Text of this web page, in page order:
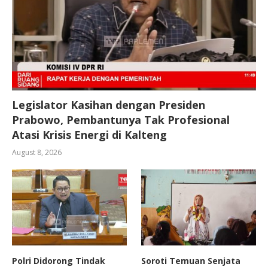
Legislator Kasihan dengan Presiden
Prabowo, Pembantunya Tak Profesional
Atasi Krisis Energi di Kalteng
August 8, 2026
Polri Didorong Tindak
Soroti Temuan Senjata